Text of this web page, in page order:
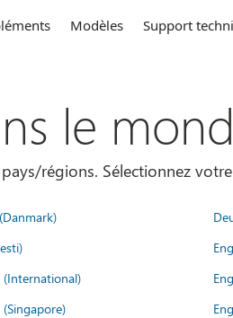
Modèles Support
le
régions. Sélectionnez
(International)
(Singapore)